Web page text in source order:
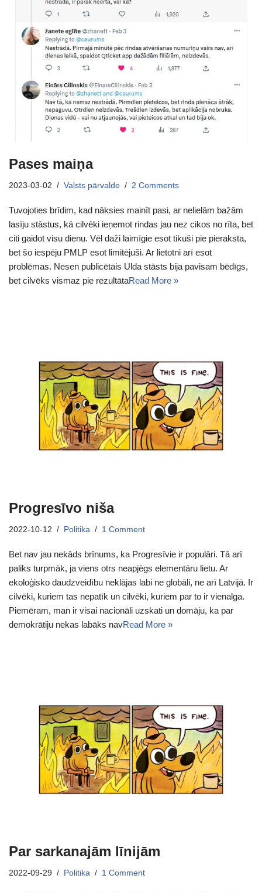
Pases maiņa
2023-03-02 Valsts pārvalde 2 Comments
Tuvojoties brīdim, kad nāksies mainīt pasi, ar nelielām bažām
lasīju stāstus, kā cilvēki ieņemot rindas jau nez cikos no rīta, bet
citi gaidot visu dienu. Vēl daži laimīgie esot tikuši pie pieraksta,
bet šo iespēju PMLP esot limitējuši. Ar lietotni arī esot
problēmas. Nesen publicētais Ulda stāsts bija pavisam bēdīgs,
bet cilvēks vismaz pie rezultātaRead More »
Progresīvo niša
2022-10-12 Politika 1 Comment
Bet nav jau nekāds brīnums, ka Progresīvie ir populāri. Tā arī
paliks turpmāk, ja viens otrs neapjēgs elementāru lietu. Ar
ekoloģisko daudzveidību neklājas labi ne globāli, ne arī Latvijā. Ir
cilvēki, kuriem tas nepatīk un cilvēki, kuriem par to ir vienalga.
Piemēram, man ir visai nacionāli uzskati un domāju, ka par
demokrātiju nekas labāks navRead More »
Par sarkanajām līnijām
2022-09-29 Politika 1 Comment